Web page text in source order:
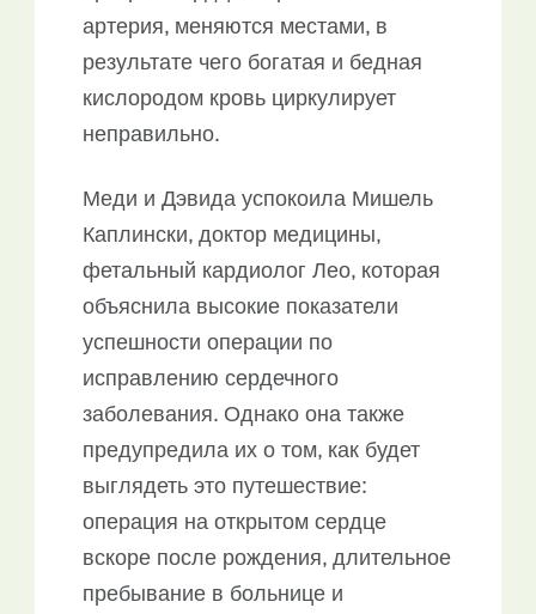
артерия, меняются местами, в
результате чего богатая и бедная
кислородом кровь циркулирует
неправильно.
Меди и Дэвида успокоила Мишель
Каплински, доктор медицины,
фетальный кардиолог Лео, которая
объяснила высокие показатели
успешности операции по
исправлению сердечного
заболевания. Однако она также
предупредила их о том, как будет
выглядеть это путешествие:
операция на открытом сердце
вскоре после рождения, длительное
пребывание в больнице и